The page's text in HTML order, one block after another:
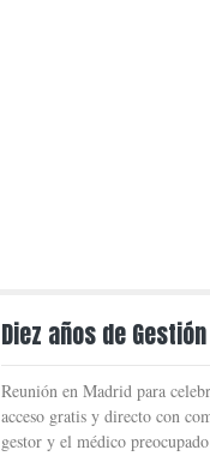
Diez años de
Reunión en Madrid para
acceso gratis y directo con
gestor y el médico